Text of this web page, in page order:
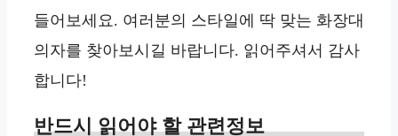
들어보세요. 여러분의 스타일에 딱 맞는 화장대
의자를 찾아보시길 바랍니다. 읽어주셔서 감사
합니다!
반드시 읽어야 할 관련정보